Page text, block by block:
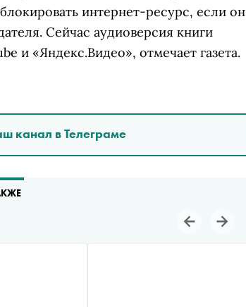
интернет-ресурс, если он
Сейчас аудиоверсия книги
и «Яндекс.Видео», отмечает газета.
канал в Телеграме